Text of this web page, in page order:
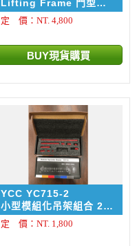
Lifting Frame 門型起
重機 720 噸級
定 價：NT. 4,800
YCC YC715-2
小型模組化吊架組合 20
噸 ~ 180噸 RAL 3002
Red 紅色
定 價：NT. 1,800